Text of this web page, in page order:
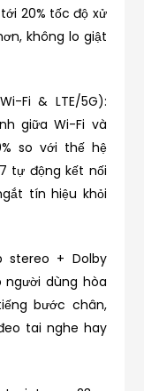
20% tốc độ xử
không lo giật
Fi & LTE/5G):
giữa Wi-Fi và
so với thế hệ
tự động kết nối
tín hiệu khỏi
stereo + Dolby
người dùng hòa
bước chân,
tai nghe hay